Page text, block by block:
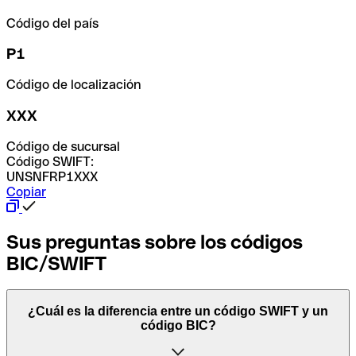
Código del país
P1
Código de localización
XXX
Código de sucursal
Código SWIFT:
UNSNFRP1XXX
Copiar
Sus preguntas sobre los códigos
BIC/SWIFT
¿Cuál es la diferencia entre un código SWIFT y un
código BIC?